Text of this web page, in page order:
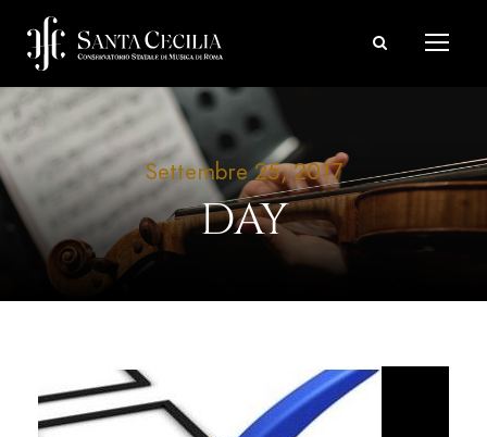
Settembre 25, 2017
DAY